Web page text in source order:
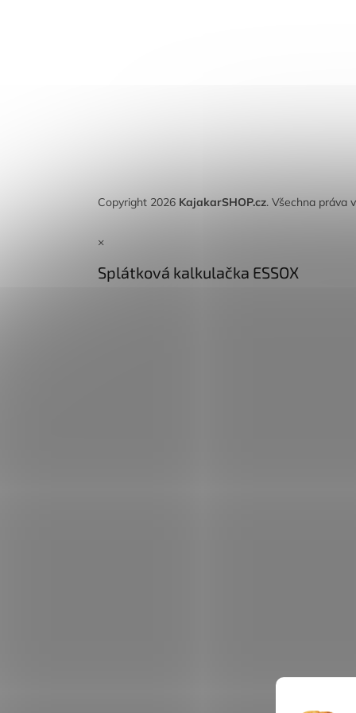
Copyright 2026 KajakarSHOP.cz. Všechna práva
×
Splátková kalkulačka ESSOX